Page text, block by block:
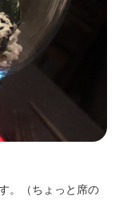
。（ちょっと席の